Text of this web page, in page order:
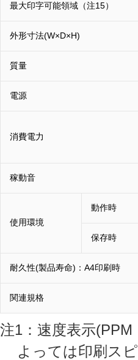
最大印字可能領域（注15）
外形寸法(W×D×H)
質量
電源
消費電力
稼動音
使用環境
動作時
保存時
耐久性(製品寿命)：A4印刷時
関連規格
注1：速度表示
よっては印刷ス